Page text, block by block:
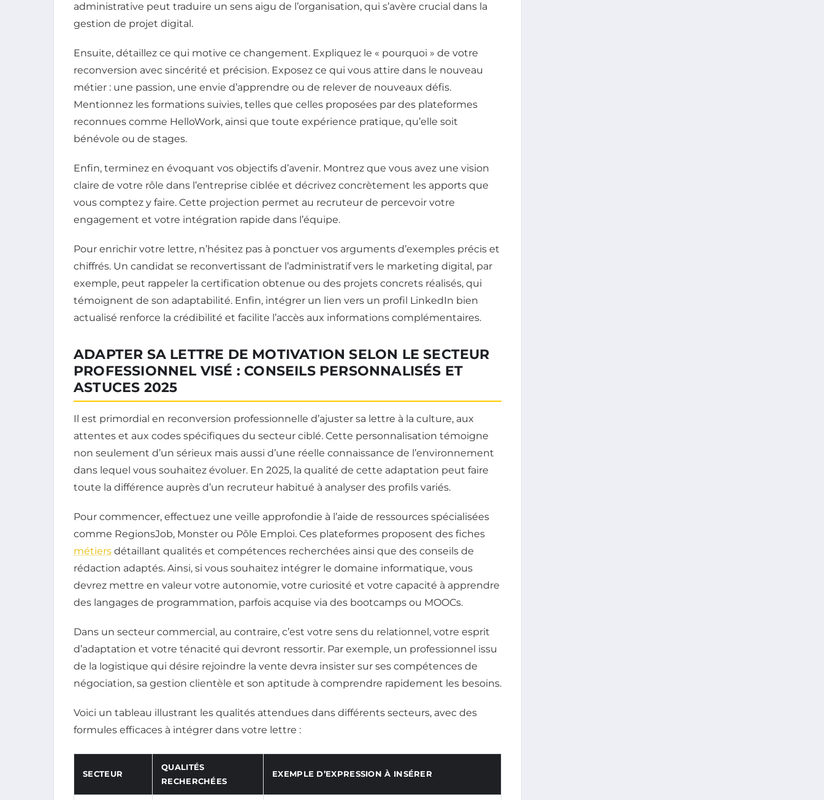
administrative peut traduire un sens aigu de l’organisation, qui s’avère crucial dans la
gestion de projet digital.
Ensuite, détaillez ce qui motive ce changement. Expliquez le « pourquoi » de votre
reconversion avec sincérité et précision. Exposez ce qui vous attire dans le nouveau
métier : une passion, une envie d’apprendre ou de relever de nouveaux défis.
Mentionnez les formations suivies, telles que celles proposées par des plateformes
reconnues comme HelloWork, ainsi que toute expérience pratique, qu’elle soit
bénévole ou de stages.
Enfin, terminez en évoquant vos objectifs d’avenir. Montrez que vous avez une vision
claire de votre rôle dans l’entreprise ciblée et décrivez concrètement les apports que
vous comptez y faire. Cette projection permet au recruteur de percevoir votre
engagement et votre intégration rapide dans l’équipe.
Pour enrichir votre lettre, n’hésitez pas à ponctuer vos arguments d’exemples précis et
chiffrés. Un candidat se reconvertissant de l’administratif vers le marketing digital, par
exemple, peut rappeler la certification obtenue ou des projets concrets réalisés, qui
témoignent de son adaptabilité. Enfin, intégrer un lien vers un profil LinkedIn bien
actualisé renforce la crédibilité et facilite l’accès aux informations complémentaires.
ADAPTER SA LETTRE DE MOTIVATION SELON LE SECTEUR
PROFESSIONNEL VISÉ : CONSEILS PERSONNALISÉS ET
ASTUCES 2025
Il est primordial en reconversion professionnelle d’ajuster sa lettre à la culture, aux
attentes et aux codes spécifiques du secteur ciblé. Cette personnalisation témoigne
non seulement d’un sérieux mais aussi d’une réelle connaissance de l’environnement
dans lequel vous souhaitez évoluer. En 2025, la qualité de cette adaptation peut faire
toute la différence auprès d’un recruteur habitué à analyser des profils variés.
Pour commencer, effectuez une veille approfondie à l’aide de ressources spécialisées
comme RegionsJob, Monster ou Pôle Emploi. Ces plateformes proposent des fiches
métiers détaillant qualités et compétences recherchées ainsi que des conseils de
rédaction adaptés. Ainsi, si vous souhaitez intégrer le domaine informatique, vous
devrez mettre en valeur votre autonomie, votre curiosité et votre capacité à apprendre
des langages de programmation, parfois acquise via des bootcamps ou MOOCs.
Dans un secteur commercial, au contraire, c’est votre sens du relationnel, votre esprit
d’adaptation et votre ténacité qui devront ressortir. Par exemple, un professionnel issu
de la logistique qui désire rejoindre la vente devra insister sur ses compétences de
négociation, sa gestion clientèle et son aptitude à comprendre rapidement les besoins.
Voici un tableau illustrant les qualités attendues dans différents secteurs, avec des
formules efficaces à intégrer dans votre lettre :
SECTEUR
QUALITÉS
RECHERCHÉES
EXEMPLE D’EXPRESSION À INSÉRER